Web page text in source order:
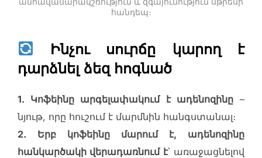
հանդեպ։
Ինչու սուրճը կարող է
դարձնել ձեզ հոգնած
1. Կոֆեինը արգելափակում է ադենոզինը–
նյութ, որը հուշում է մարմնին հանգստանալ։
2. Երբ կոֆեինը մարում է, ադենոզինը
հանկարծակի վերադառնում է՝ առաջացնելով